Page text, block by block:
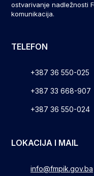
ostvarivanje nadležnosti
komunikacija.
TELEFON
+387 36 550-025
+387 33 668-907
+387 36 550-024
LOKACIJA I MAIL
info@fmpik.gov.ba